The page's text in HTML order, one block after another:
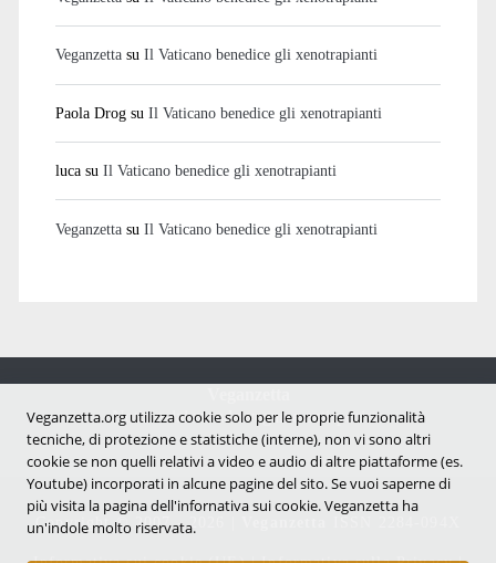
Veganzettasu Il Vaticano benedice gli xenotrapianti
Paola Drogsu Il Vaticano benedice gli xenotrapianti
lucasu Il Vaticano benedice gli xenotrapianti
Veganzettasu Il Vaticano benedice gli xenotrapianti
Notizie dal mondo vegan e antispecista
Copyright © 2007 - 2026 |
Veganzetta.org utilizza cookie solo per le proprie funzionalità
tecniche, di protezione e statistiche (interne), non vi sono altri
cookie se non quelli relativi a video e audio di altre piattaforme (es.
Youtube) incorporati in alcune pagine del sito. Se vuoi saperne di
più visita la pagina dell'infornativa sui cookie. Veganzetta ha
un'indole molto riservata.